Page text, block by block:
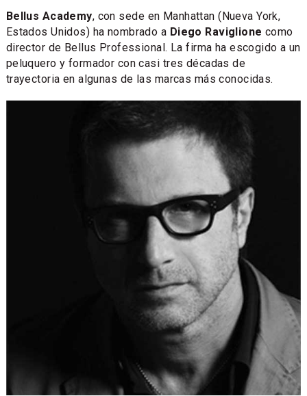
Bellus Academy, con sede en Manhattan (Nueva York,
Estados Unidos) ha nombrado a Diego Raviglionecomo
director de Bellus Professional. La firma ha escogido a un
peluquero y formador con casi tres décadas de
trayectoria en algunas de las marcas más conocidas.